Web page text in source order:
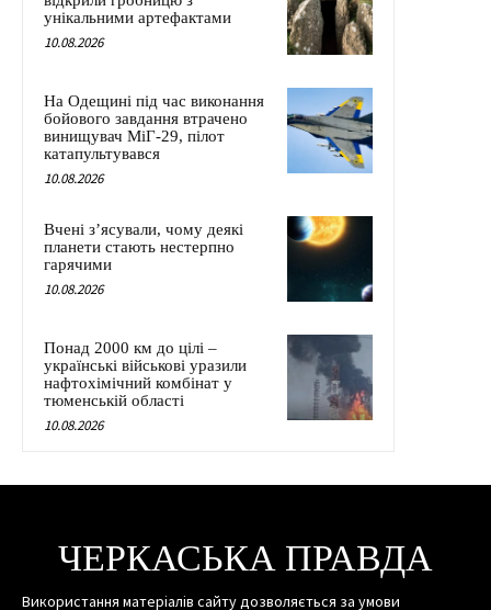
унікальними артефактами
10.08.2026
На Одещині під час виконання
бойового завдання втрачено
винищувач МіГ-29, пілот
катапультувався
10.08.2026
Вчені з’ясували, чому деякі
планети стають нестерпно
гарячими
10.08.2026
Понад 2000 км до цілі –
українські військові уразили
нафтохімічний комбінат у
тюменській області
10.08.2026
ЧЕРКАСЬКА ПРАВДА
Використання матеріалів сайту дозволяється за умови